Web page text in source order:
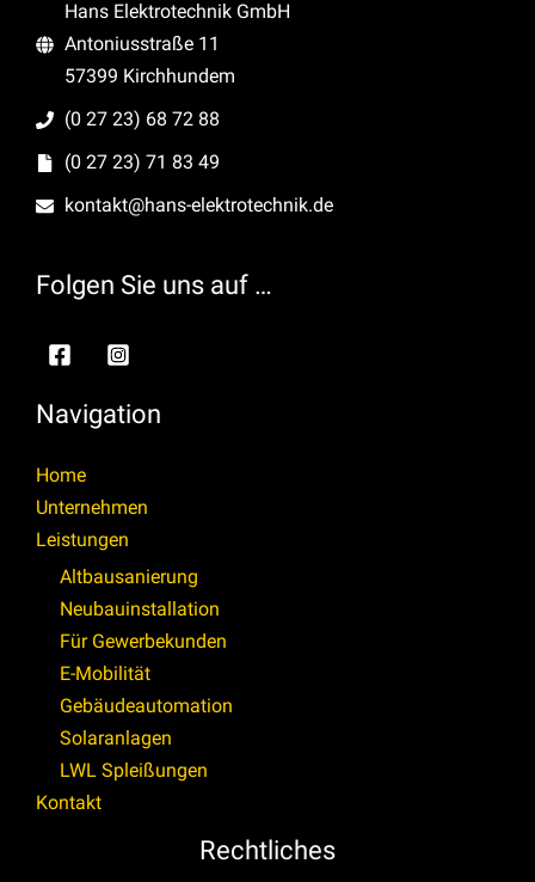
Hans Elektrotechnik GmbH
Antoniusstraße 11
57399 Kirchhundem
(0 27 23) 68 72 88
(0 27 23) 71 83 49
kontakt@hans-elektrotechnik.de
Folgen Sie uns auf …
Navigation
Home
Unternehmen
Leistungen
Altbausanierung
Neubauinstallation
Für Gewerbekunden
E-Mobilität
Gebäudeautomation
Solaranlagen
LWL Spleißungen
Kontakt
Rechtliches